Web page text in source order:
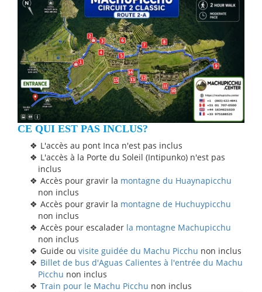
CE QUI EST PAS INCLUS?
L'accès au pont Inca n'est pas inclus
L'accès à la Porte du Soleil (Intipunko) n'est pas
inclus
Accès pour gravir la montagne du Huaynapicchu
non inclus
Accès pour gravir la montagne de Huchuypicchu
non inclus
Accès pour escalader la montagne Machupicchu
non inclus
Guide ouvisite guidée du Machu Picchu non inclus
Billet de bus d'Aguas Calientes à l'entrée du Machu
Picchu non inclus
Train pour le Machu Picchu non inclus